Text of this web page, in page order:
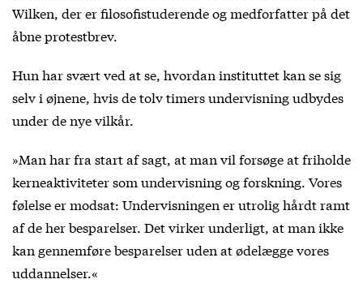
Wilken, der er filosofistuderende og medforfatter på det
åbne protestbrev.
Hun har svært ved at se, hvordan instituttet kan se sig
selv i øjnene, hvis de tolv timers undervisning udbydes
under de nye vilkår.
»Man har fra start af sagt, at man vil forsøge at friholde
kerneaktiviteter som undervisning og forskning. Vores
følelse er modsat: Undervisningen er utrolig hårdt ramt
af de her besparelser. Det virker underligt, at man ikke
kan gennemføre besparelser uden at ødelægge vores
uddannelser.«